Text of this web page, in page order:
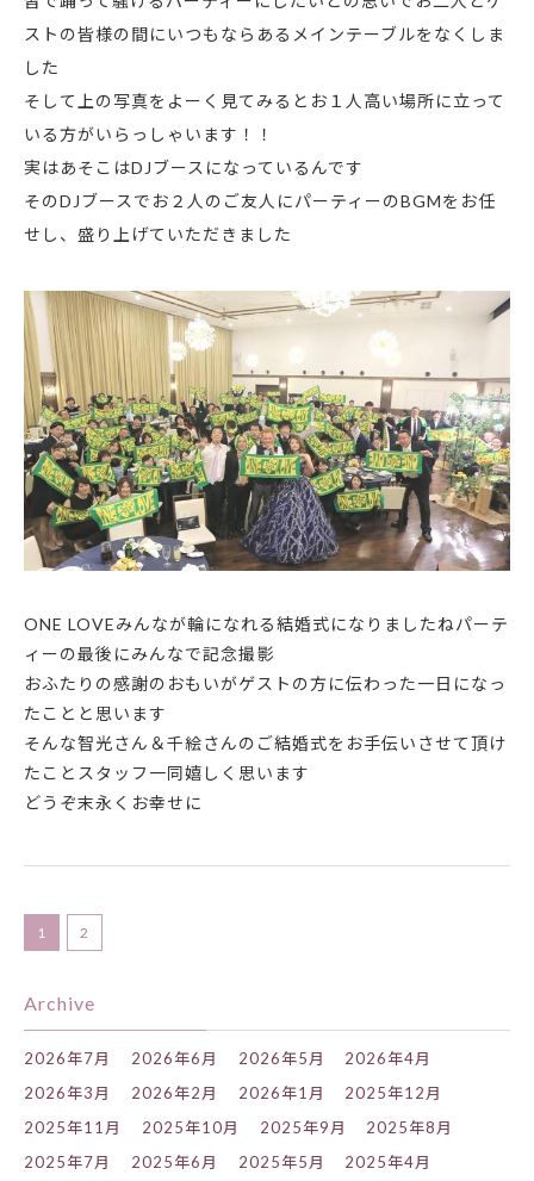
ストの皆様の間にいつもならあるメインテーブルをなくしま
した
そして上の写真をよーく見てみるとお１人高い場所に立って
いる方がいらっしゃいます！！
実はあそこはDJブースになっているんです
そのDJブースでお２人のご友人にパーティーのBGMをお任
せし、盛り上げていただきました
ONE LOVEみんなが輪になれる結婚式になりましたねパーテ
ィーの最後にみんなで記念撮影
おふたりの感謝のおもいがゲストの方に伝わった一日になっ
たことと思います
そんな智光さん＆千絵さんのご結婚式をお手伝いさせて頂け
たことスタッフ一同嬉しく思います
どうぞ末永くお幸せに
1 2
Archive
2026年7月 2026年6月 2026年5月
2026年4月
2026年3月
2026年2月 2026年1月
2025年12月
2025年11月
2025年10月 2025年9月
2025年8月
2025年7月
2025年6月 2025年5月
2025年4月